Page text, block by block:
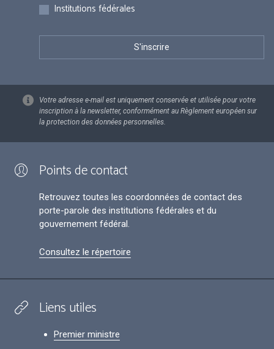
Institutions fédérales
Votre adresse e-mail est uniquement conservée et utilisée pour votre
inscription à la newsletter, conformément au Règlement européen sur
la protection des données personnelles.
Points de contact
Retrouvez toutes les coordonnées de contact des
porte-parole des institutions fédérales et du
gouvernement fédéral.
Consultez le répertoire
Liens utiles
Premier ministre